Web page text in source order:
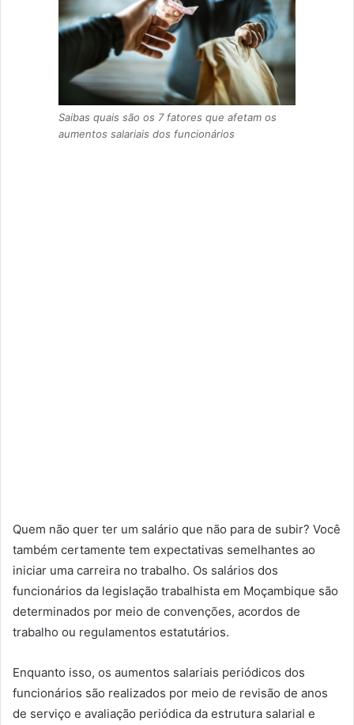
Saibas quais são os 7 fatores que afetam os
aumentos salariais dos funcionários
Quem não quer ter um salário que não para de subir? Você
também certamente tem expectativas semelhantes ao
iniciar uma carreira no trabalho. Os salários dos
funcionários da legislação trabalhista em Moçambique são
determinados por meio de convenções, acordos de
trabalho ou regulamentos estatutários.
Enquanto isso, os aumentos salariais periódicos dos
funcionários são realizados por meio de revisão de anos
de serviço e avaliação periódica da estrutura salarial e